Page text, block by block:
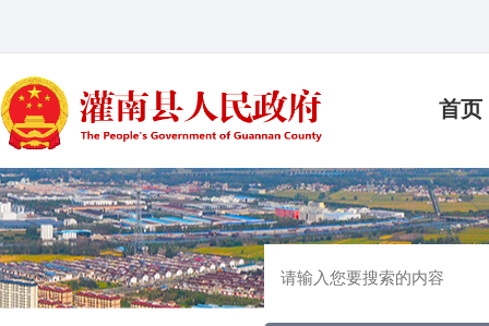
首页